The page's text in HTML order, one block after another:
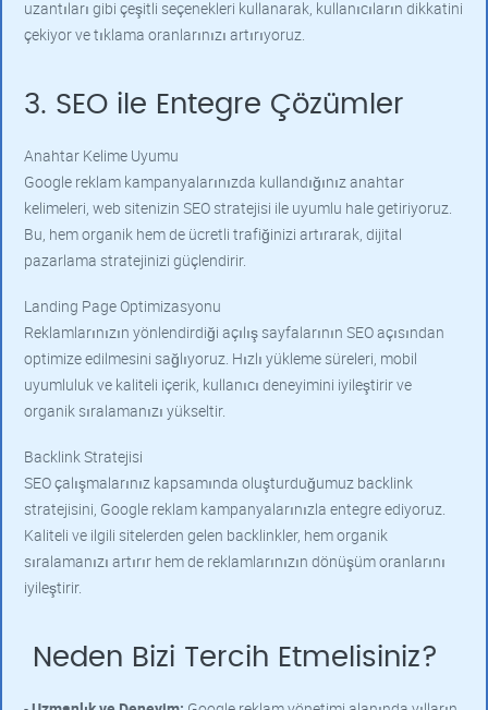
uzantıları gibi çeşitli seçenekleri kullanarak, kullanıcıların dikkatini
çekiyor ve tıklama oranlarınızı artırıyoruz.
3. SEO ile Entegre Çözümler
Anahtar Kelime Uyumu
Google reklam kampanyalarınızda kullandığınız anahtar
kelimeleri, web sitenizin SEO stratejisi ile uyumlu hale getiriyoruz.
Bu, hem organik hem de ücretli trafiğinizi artırarak, dijital
pazarlama stratejinizi güçlendirir.
Landing Page Optimizasyonu
Reklamlarınızın yönlendirdiği açılış sayfalarının SEO açısından
optimize edilmesini sağlıyoruz. Hızlı yükleme süreleri, mobil
uyumluluk ve kaliteli içerik, kullanıcı deneyimini iyileştirir ve
organik sıralamanızı yükseltir.
Backlink Stratejisi
SEO çalışmalarınız kapsamında oluşturduğumuz backlink
stratejisini, Google reklam kampanyalarınızla entegre ediyoruz.
Kaliteli ve ilgili sitelerden gelen backlinkler, hem organik
sıralamanızı artırır hem de reklamlarınızın dönüşüm oranlarını
iyileştirir.
Neden Bizi Tercih Etmelisiniz?